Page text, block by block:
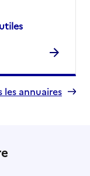
les annuaires